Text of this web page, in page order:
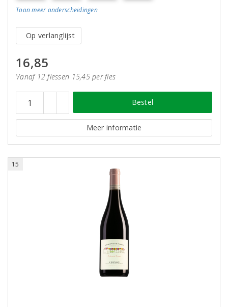
Toon meer onderscheidingen
Op verlanglijst
16,85
Vanaf 12 flessen 15,45 per fles
Bestel
Meer informatie
15